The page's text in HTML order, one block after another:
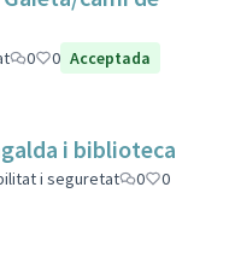
0 0 Acceptada
i biblioteca
i seguretat 0
0